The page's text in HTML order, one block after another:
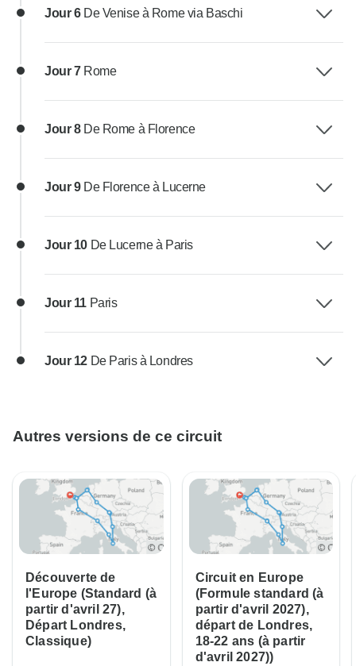
Jour 6 De Venise à Rome via Baschi
Jour 7 Rome
Jour 8 De Rome à Florence
Jour 9 De Florence à Lucerne
Jour 10 De Lucerne à Paris
Jour 11 Paris
Jour 12 De Paris à Londres
Autres versions de ce circuit
Découverte de
l'Europe (Standard (à
partir d'avril 27),
Départ Londres,
Classique)
Circuit en Europe
(Formule standard (à
partir d'avril 2027),
départ de Londres,
18-22 ans (à partir
d'avril 2027))